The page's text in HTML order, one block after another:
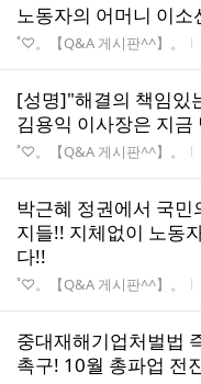
노동자의 어머니 이소
게시판명
˚♡。【Q&A 게시판^^】。
[성명]"해결의 책임있
김용익 이사장은 지
게시판명
˚♡。【Q&A 게시판^^】。
박근혜 정권에서 국
지들!! 지체없이 노동
다!!
게시판명
˚♡。【Q&A 게시판^^】。
중대재해기업처벌법
촉구! 10월 총파업 전